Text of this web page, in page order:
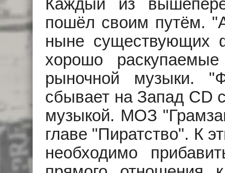
Каждый из
пошёл своим путём.
ныне существующих
хорошо
рыночной музыки.
сбывает на Запад CD
музыкой. МОЗ
главе "Пиратство". К
необходимо